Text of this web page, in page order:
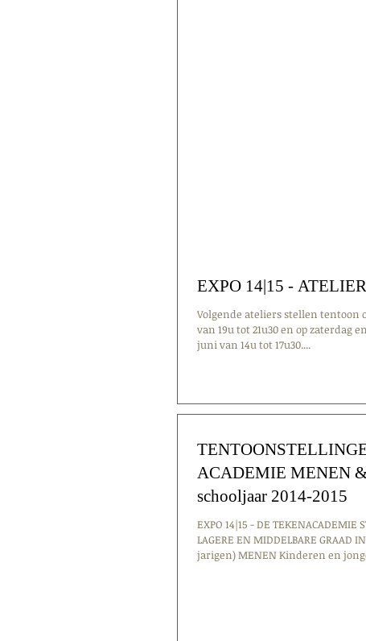
EXPO 14|15 -
Volgende ateliers stellen tentoon
van 19u tot 21u30 en op zaterdag
juni van 14u tot 17u30....
ACADEMIE MENEN
schooljaar 2014-2015
EXPO 14|15 - DE TEKENACADEMIE
LAGERE EN MIDDELBARE GRAAD
jarigen) MENEN Kinderen en